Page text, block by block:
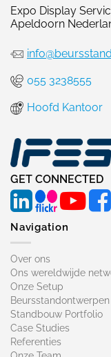
Expo Display
Apeldoorn
055 3238555
Hoofd Kantoor
GET CONNECTED
Navigation
Over ons
Ons wereldwijde
Onze Setup
Standbouw Portfolio
Case Studies
Referenties